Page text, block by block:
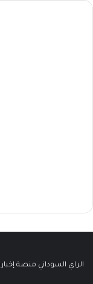
الراي السوداني منصة